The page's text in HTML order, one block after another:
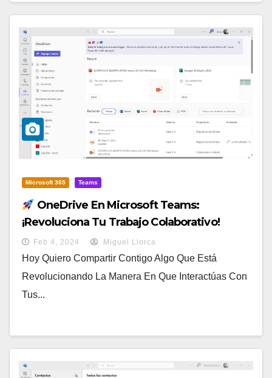
Microsoft 365 Teams
OneDrive En Microsoft Teams:
¡Revoluciona Tu Trabajo Colaborativo!
Feb 4, 2024 Miguel Llorca
Hoy Quiero Compartir Contigo Algo Que Está
Revolucionando La Manera En Que Interactúas Con
Tus...